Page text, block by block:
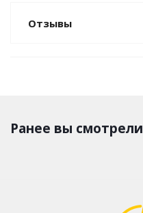
Отзывы
Ранее вы смотрели